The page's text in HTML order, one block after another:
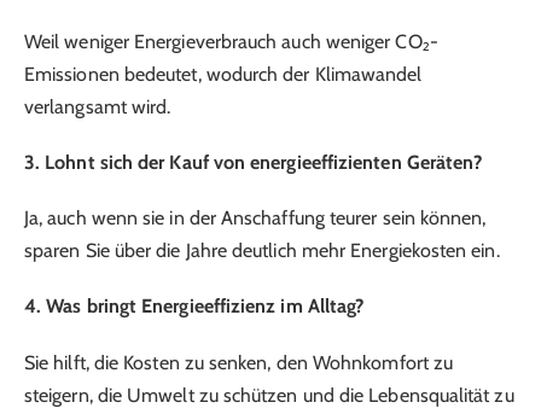
Weil weniger Energieverbrauch auch weniger CO₂-
Emissionen bedeutet, wodurch der Klimawandel
verlangsamt wird.
3. Lohnt sich der Kauf von energieeffizienten Geräten?
Ja, auch wenn sie in der Anschaffung teurer sein können,
sparen Sie über die Jahre deutlich mehr Energiekosten ein.
4. Was bringt Energieeffizienz im Alltag?
Sie hilft, die Kosten zu senken, den Wohnkomfort zu
steigern, die Umwelt zu schützen und die Lebensqualität zu